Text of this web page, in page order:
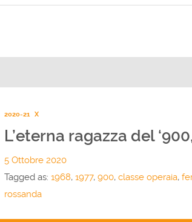
2020-21 X
L’eterna ragazza del
5 Ottobre 2020
Tagged as: 1968, 1977, 900, classe operaia,
rossanda